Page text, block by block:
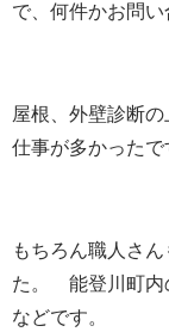
で、何件かお問
屋根、外壁診断
仕事が多かったで
もちろん職人さ
た。 能登川町内
などです。